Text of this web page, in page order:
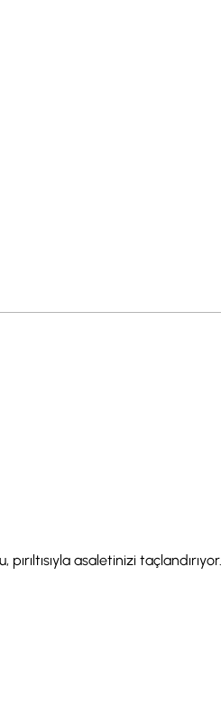
asaletinizi taçlandırıyor...